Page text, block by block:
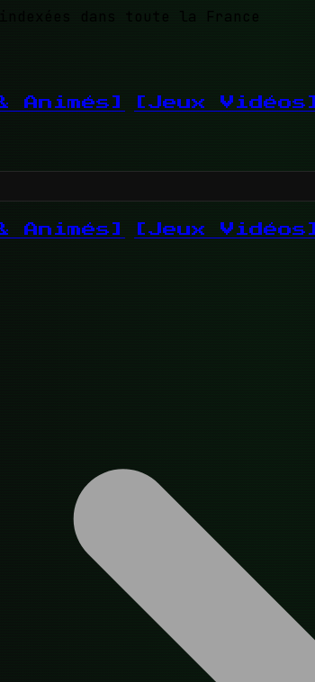
dans toute la France
Animés] [Jeux Vidéos]
Animés] [Jeux Vidéos]